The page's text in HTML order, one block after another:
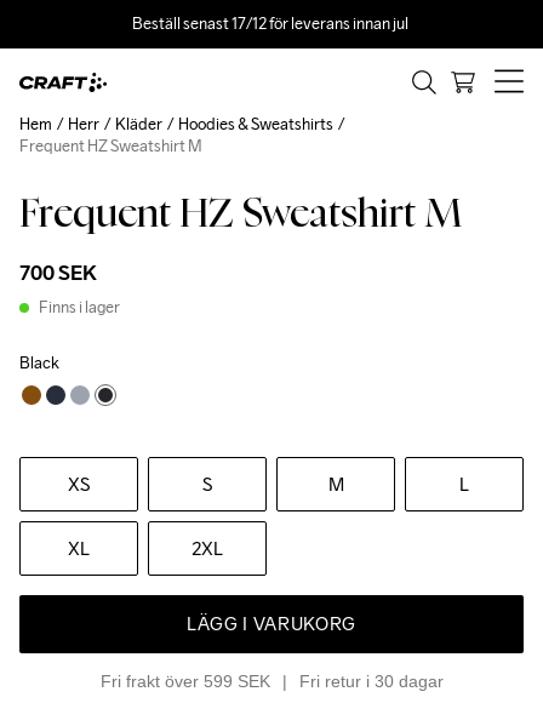
Beställ senast 17/12 för leverans innan jul
Frequent HZ Sweatshirt M
700 SEK
Finns i lager
Black
XS S M L
XL 2XL
LÄGG I VARUKORG
Fri frakt över 599 SEK Fri retur i 30 dagar
Hem Herr Kläder
Hoodies & Sweatshirts
Frequent HZ Sweatshirt M